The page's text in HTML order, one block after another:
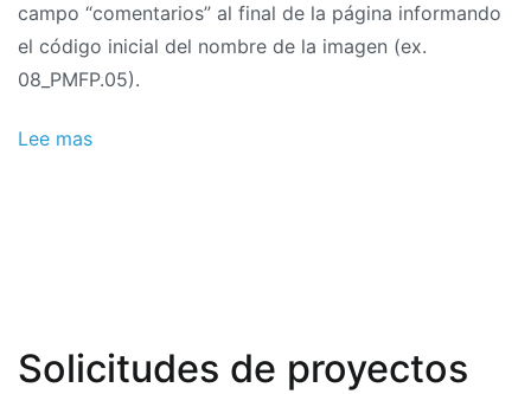
campo “comentarios” al final de la página informando
el código inicial del nombre de la imagen (ex.
08_PMFP.05).
Lee mas
Solicitudes de proyectos